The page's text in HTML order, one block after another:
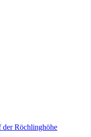
der Röchlinghöhe